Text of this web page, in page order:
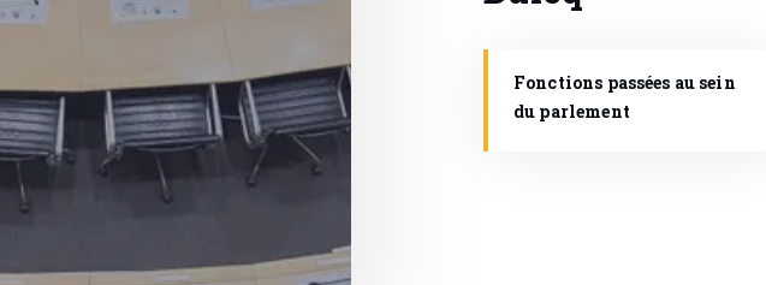
Fonctions passées au sein
du parlement